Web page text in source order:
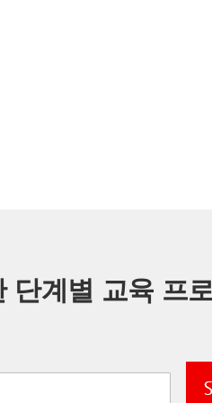
단계별 교육 프